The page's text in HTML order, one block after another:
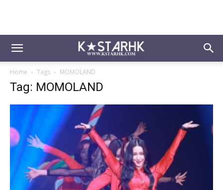
Home Tags MOMOLAND
Tag: MOMOLAND